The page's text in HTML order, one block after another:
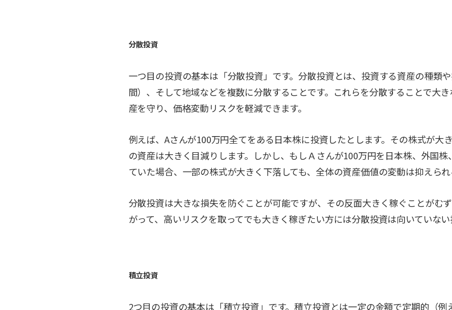
分散投資
一つ目の投資の基本は「分散投資」です。分散投資とは、投資する資産の種類
間）、そして地域などを複数に分散することです。これらを分散することで大
産を守り、価格変動リスクを軽減できます。
例えば、Aさんが100万円全てをある日本株に投資したとします。その株式が大
の資産は大きく目減りします。しかし、もしＡさんが100万円を日本株、外国
ていた場合、一部の株式が大きく下落しても、全体の資産価値の変動は抑えられ
分散投資は大きな損失を防ぐことが可能ですが、その反面大きく稼ぐことがむ
がって、高いリスクを取ってでも大きく稼ぎたい方には分散投資は向いていない
積立投資
2つ目の投資の基本は「積立投資」です。積立投資とは一定の金額で定期的（例